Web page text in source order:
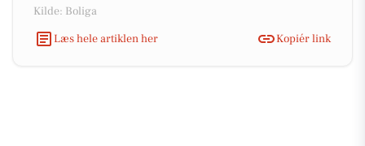
Kilde: Boliga
Læs hele artiklen her
Kopiér link